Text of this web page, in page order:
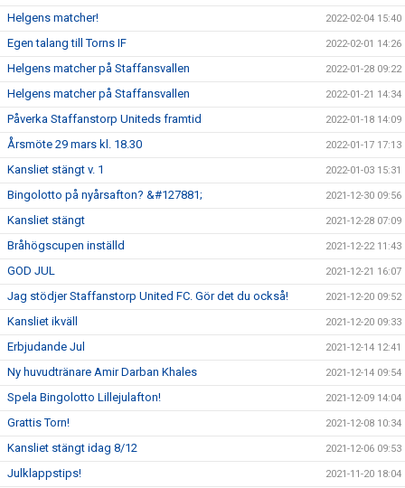
Helgens matcher! 2022-02-04 15:40
Egen talang till Torns IF 2022-02-01 14:26
Helgens matcher på Staffansvallen 2022-01-28 09:22
Helgens matcher på Staffansvallen 2022-01-21 14:34
Påverka Staffanstorp Uniteds framtid 2022-01-18 14:09
Årsmöte 29 mars kl. 18.30 2022-01-17 17:13
Kansliet stängt v. 1 2022-01-03 15:31
Bingolotto på nyårsafton? &#127881; 2021-12-30 09:56
Kansliet stängt 2021-12-28 07:09
Bråhögscupen inställd 2021-12-22 11:43
GOD JUL 2021-12-21 16:07
Jag stödjer Staffanstorp United FC. Gör det du också! 2021-12-20 09:52
Kansliet ikväll 2021-12-20 09:33
Erbjudande Jul 2021-12-14 12:41
Ny huvudtränare Amir Darban Khales 2021-12-14 09:54
Spela Bingolotto Lillejulafton! 2021-12-09 14:04
Grattis Torn! 2021-12-08 10:34
Kansliet stängt idag 8/12 2021-12-06 09:53
Julklappstips! 2021-11-20 18:04